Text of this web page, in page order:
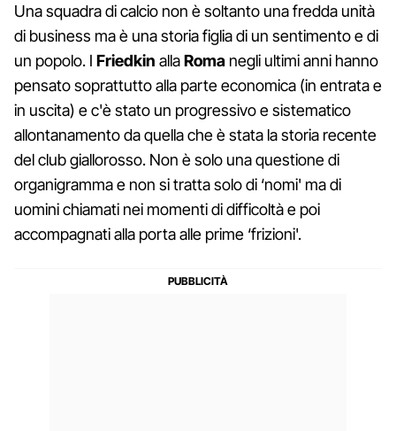
Una squadra di calcio non è soltanto una fredda unità
di business ma è una storia figlia di un sentimento e di
un popolo. I Friedkin allaRoma negli ultimi anni hanno
pensato soprattutto alla parte economica (in entrata e
in uscita) e c'è stato un progressivo e sistematico
allontanamento da quella che è stata la storia recente
del club giallorosso. Non è solo una questione di
organigramma e non si tratta solo di ‘nomi' ma di
uomini chiamati nei momenti di difficoltà e poi
accompagnati alla porta alle prime ‘frizioni'.